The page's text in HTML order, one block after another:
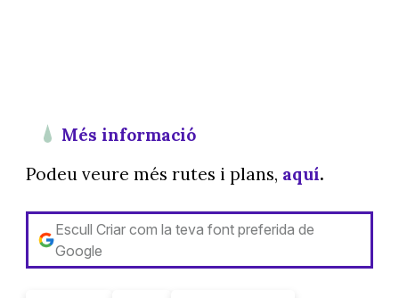
Més informació
Podeu veure més rutes i plans, aquí.
Escull Criar com la teva font preferida de
Google